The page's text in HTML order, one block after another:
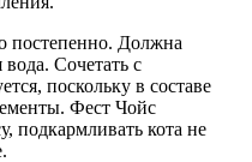
постепенно. Должна
вода. Сочетать с
поскольку в составе
Фест Чойс
подкармливать кота не